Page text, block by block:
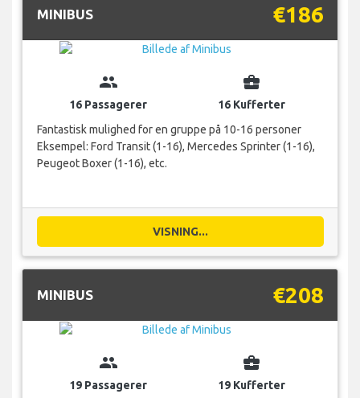
MINIBUS €186
group
16 Passagerer
business_center
16 Kufferter
Fantastisk mulighed for en gruppe på 10-16 personer
Eksempel: Ford Transit (1-16), Mercedes Sprinter (1-16),
Peugeot Boxer (1-16), etc.
VISNING...
MINIBUS €208
group
19 Passagerer
business_center
19 Kufferter